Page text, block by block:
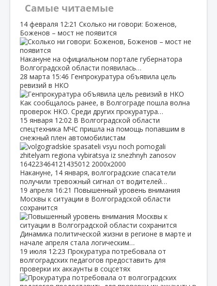
Самые читаемые
14 февраля 12:21 Сколько ни говори: Боженов,
Боженов – мост не появится
Накануне на официальном портале губернатора
Волгоградской области появилась…
28 марта 15:46 Генпрокуратура объявила цель
ревизий в НКО
Как сообщалось ранее, в Волгограде пошла волна
проверок НКО. Среди других прокуратура…
15 января 12:02 В Волгоградской области
спецтехника МЧС пришла на помощь попавшим в
снежный плен автомобилистам
Накануне, 14 января, волгоградские спасатели
получили тревожный сигнал от водителей…
19 апреля 16:21 Повышенный уровень внимания
Москвы к ситуации в Волгоградской области
сохранится
Динамика политической жизни в регионе в марте и
начале апреля стала логическим…
19 июля 12:23 Прокуратура потребовала от
волгоградских педагогов предоставить для
проверки их аккаунты в соцсетях